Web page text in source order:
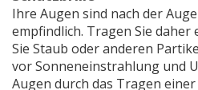
Ihre Augen sind nach der
empfindlich. Tragen Sie daher
Sie Staub oder anderen
vor Sonneneinstrahlung und
Augen durch das Tragen